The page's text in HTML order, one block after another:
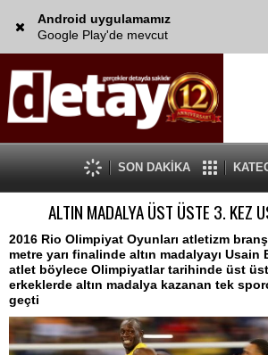
Android uygulamamız
Google Play'de mevcut
SON DAKİKA
ALTIN MADALYA ÜST ÜSTE 3. KEZ
2016 Rio Olimpiyat Oyunları atletizm
metre yarı finalinde altın madalyayı Usain
atlet böylece Olimpiyatlar tarihinde üst
erkeklerde altın madalya kazanan tek
geçti